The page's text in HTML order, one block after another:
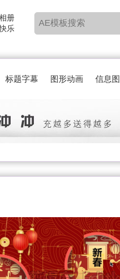
册
乐
标题字幕 图形动画 信息